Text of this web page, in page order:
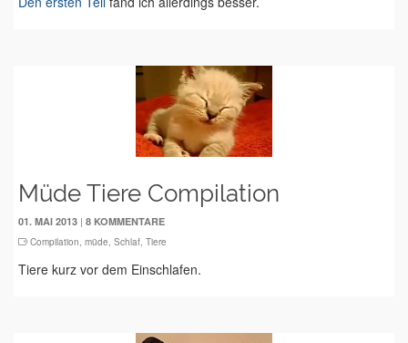
Müde Tiere Compilation
01. MAI 2013 | 8 KOMMENTARE
Compilation, müde, Schlaf, Tiere
Tiere kurz vor dem Einschlafen.